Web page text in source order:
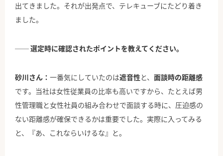
出てきました。それが出発点で、テレキューブにたどり着き
ました。
── 選定時に確認されたポイントを教えてください。
砂川さん： 一番気にしていたのは遮音性 と、 面談時の距離感
です。当社は女性従業員の比率も高いですから、たとえば男
性管理職と女性社員の組み合わせで面談する時に、圧迫感の
ない距離感が確保できるかは重要でした。実際に入ってみる
と、『あ、これならいけるな』と。